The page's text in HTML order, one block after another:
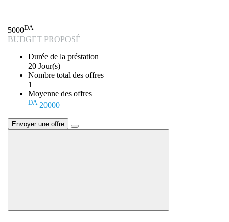
5000DA
BUDGET PROPOSÉ
Durée de la préstation
20 Jour(s)
Nombre total des offres
1
Moyenne des offres
DA20000
Envoyer une offre